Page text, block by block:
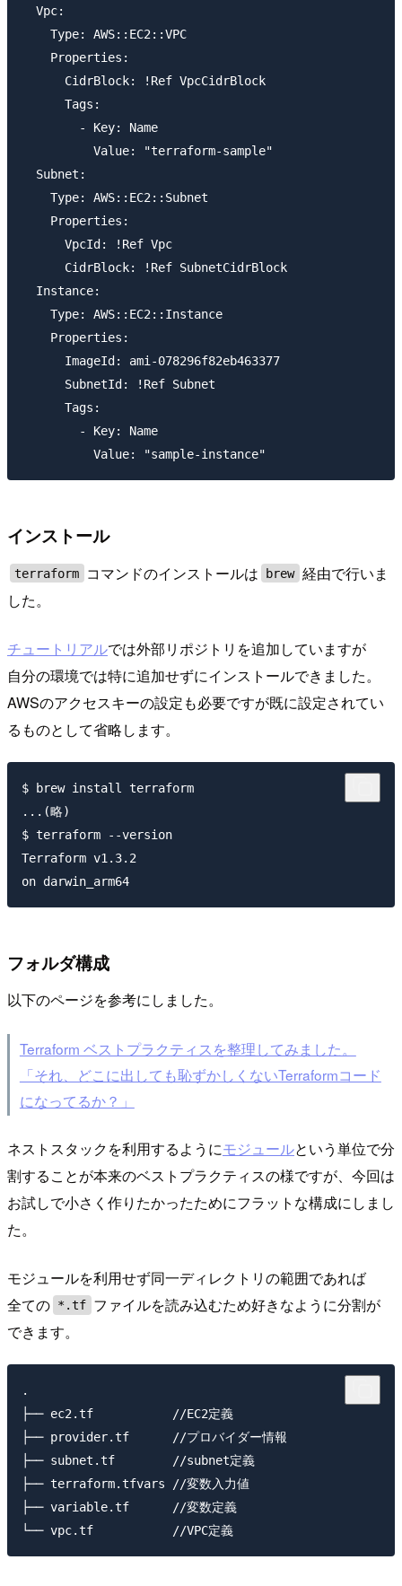
  Vpc:
    Type: AWS::EC2::VPC
    Properties:
      CidrBlock: !Ref VpcCidrBlock
      Tags:
        - Key: Name
          Value: "terraform-sample"
  Subnet:
    Type: AWS::EC2::Subnet
    Properties:
      VpcId: !Ref Vpc
      CidrBlock: !Ref SubnetCidrBlock
  Instance:
    Type: AWS::EC2::Instance
    Properties:
      ImageId: ami-078296f82eb463377
      SubnetId: !Ref Subnet
      Tags:
        - Key: Name
インストール
terraform コマンドのインストールは brew 経由で行いま
した。
チュートリアルでは外部リポジトリを追加していますが
自分の環境では特に追加せずにインストールできました。
AWSのアクセスキーの設定も必要ですが既に設定されてい
るものとして省略します。
$ brew install terraform
...(略)
$ terraform --version
Terraform v1.3.2
フォルダ構成
以下のページを参考にしました。
Terraform ベストプラクティスを整理してみました。
「それ、どこに出しても恥ずかしくないTerraformコード
になってるか？」
ネストスタックを利用するようにモジュールという単位で分
割することが本来のベストプラクティスの様ですが、今回は
お試しで小さく作りたかったためにフラットな構成にしまし
た。
モジュールを利用せず同一ディレクトリの範囲であれば
全ての *.tf ファイルを読み込むため好きなように分割が
できます。
.
├── ec2.tf           //EC2定義
├── provider.tf      //プロバイダー情報
├── subnet.tf        //subnet定義
├── terraform.tfvars //変数入力値
├── variable.tf      //変数定義